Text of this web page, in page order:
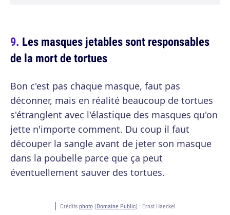
Les masques jetables sont responsables
de la mort de tortues
Bon c'est pas chaque masque, faut pas
déconner, mais en réalité beaucoup de tortues
s'étranglent avec l'élastique des masques qu'on
jette n'importe comment. Du coup il faut
découper la sangle avant de jeter son masque
dans la poubelle parce que ça peut
éventuellement sauver des tortues.
Crédits photo(Domaine Public) : Ernst Haeckel